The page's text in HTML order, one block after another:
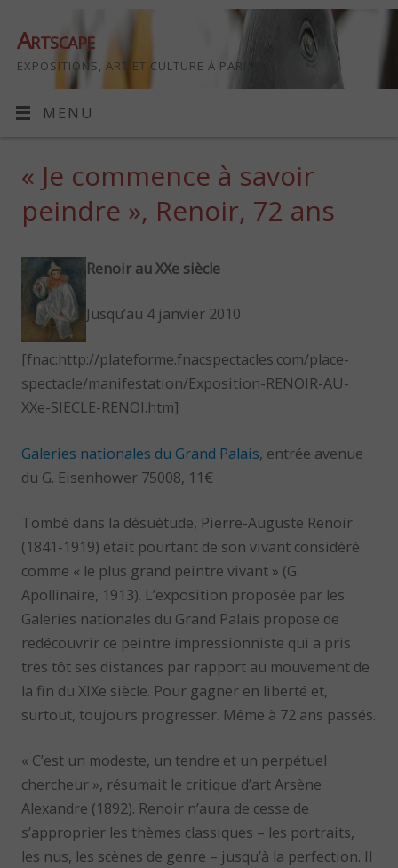
Artscape
EXPOSITIONS, ART ET CULTURE À PARIS
MENU
« Je commence à savoir
peindre », Renoir, 72 ans
Renoir au XXe siècle
Jusqu’au 4 janvier 2010
[fnac:http://plateforme.fnacspectacles.com/place-
spectacle/manifestation/Exposition-RENOIR-AU-
XXe-SIECLE-RENOI.htm]
Galeries nationales du Grand Palais, entrée avenue
du G. Eisenhower 75008, 11€
Tombé dans la désuétude, Pierre-Auguste Renoir
(1841-1919) était pourtant de son vivant considéré
comme « le plus grand peintre vivant » (G.
Apollinaire, 1913). L’exposition proposée par les
Galeries nationales du Grand Palais propose de
redécouvrir ce peintre impressionniste qui a pris
très tôt ses distances par rapport au mouvement de
la fin du XIXe siècle. Pour gagner en liberté et,
surtout, toujours progresser. Même à 72 ans passés.
« C’est un modeste, un tendre et un perpétuel
chercheur », résumait le critique d’art Arsène
Alexandre (1892). Renoir n’aura de cesse de
s’approprier les thèmes classiques – les portraits,
les nus, les scènes de genre – jusqu’à la perfection. Il